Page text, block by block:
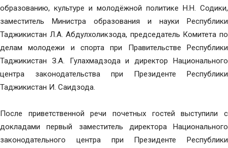
образованию, культуре и молодёжной политике Н.Н. Содики,
заместитель Министра образования и науки Республики
Таджикистан Л.А. Абдулхоликзода, председатель Комитета по
делам молодежи и спорта при Правительстве Республики
Таджикистан З.А. Гулахмадзода и директор Национального
центра законодательства при Президенте Республики
Таджикистан И. Саидзода.
После приветственной речи почетных гостей выступили с
докладами первый заместитель директора Национального
законодательного центра при Президенте Республики